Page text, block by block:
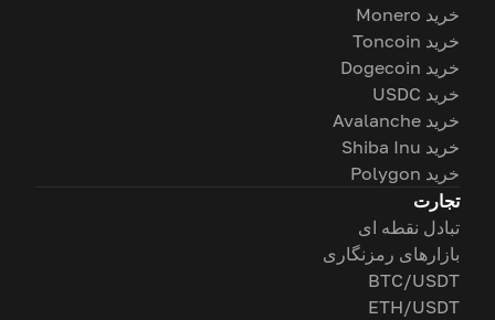
خرید Monero
خرید Toncoin
خرید Dogecoin
خرید USDC
خرید Avalanche
خرید Shiba Inu
خرید Polygon
تجارت
تبادل نقطه ای
بازارهای رمزنگاری
BTC/USDT
ETH/USDT